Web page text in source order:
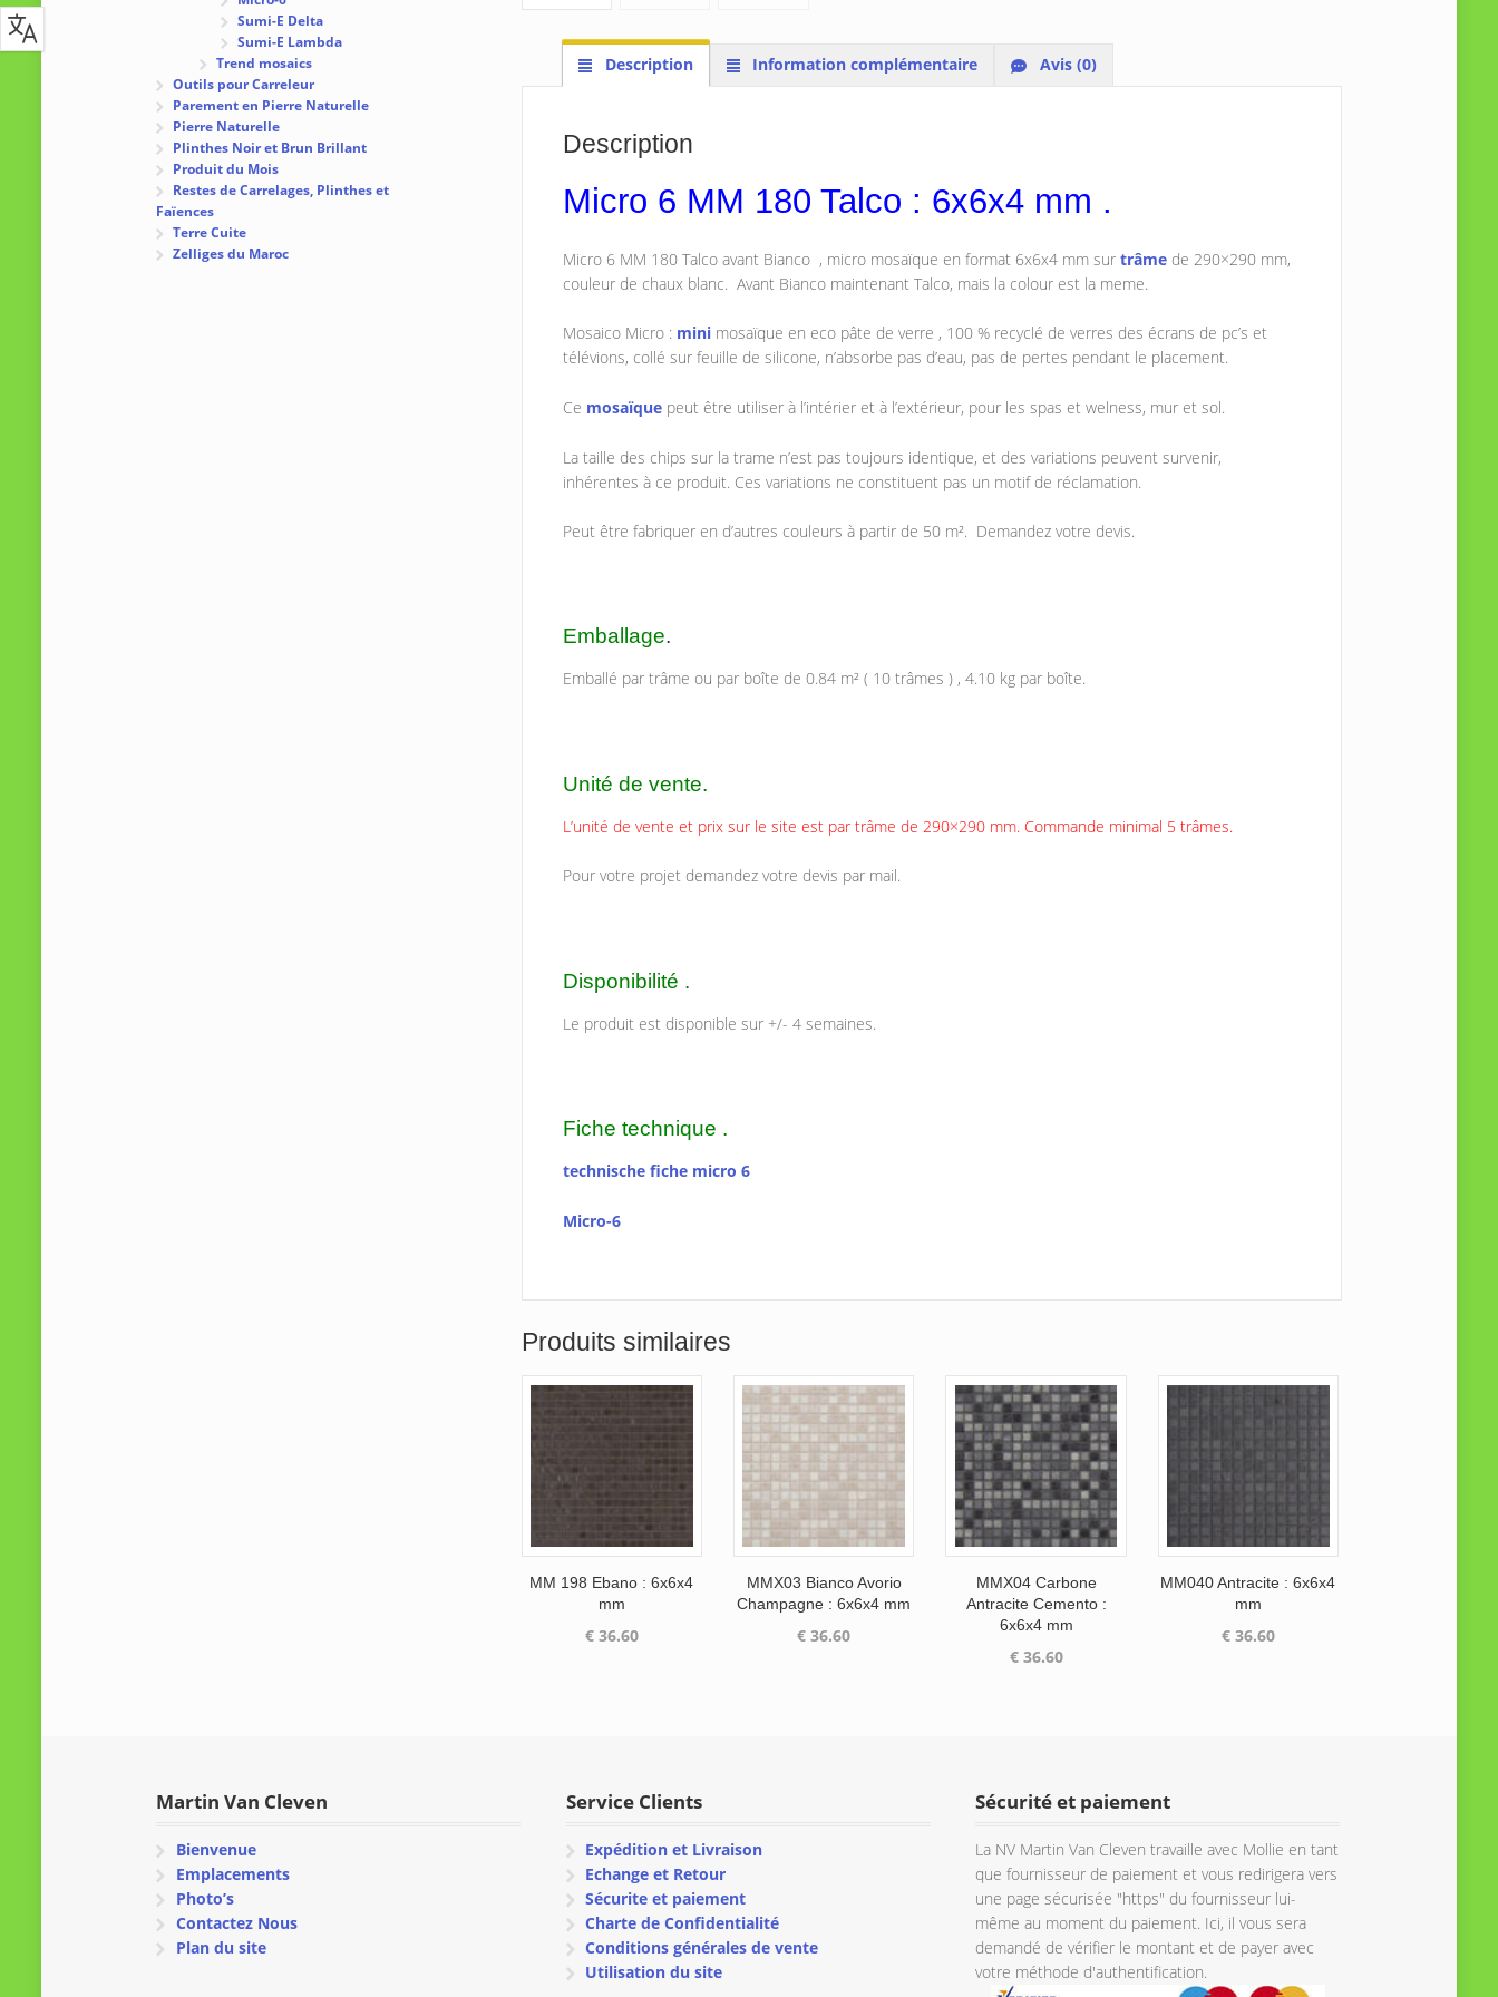
Description Information complémentaire Avis (0)
Description
Micro 6 MM 180 Talco : 6x6x4 mm .
Micro 6 MM 180 Talco avant Bianco , micro mosaïque en format 6x6x4 mm surtrâme de 290×290 mm,
couleur de chaux blanc. Avant Bianco maintenant Talco, mais la colour est la meme.
Mosaico Micro : mini mosaïque en eco pâte de verre , 100 % recyclé de verres des écrans de pc’s et
télévions, collé sur feuille de silicone, n’absorbe pas d’eau, pas de pertes pendant le placement.
Ce mosaïque peut être utiliser à l’intérier et à l’extérieur, pour les spas et welness, mur et sol.
La taille des chips sur la trame n’est pas toujours identique, et des variations peuvent survenir,
inhérentes à ce produit. Ces variations ne constituent pas un motif de réclamation.
Peut être fabriquer en d’autres couleurs à partir de 50 m². Demandez votre devis.
Emballage.
Emballé par trâme ou par boîte de 0.84 m² ( 10 trâmes ) , 4.10 kg par boîte.
Unité de vente.
L’unité de vente et prix sur le site est par trâme de 290×290 mm. Commande minimal 5 trâmes.
Pour votre projet demandez votre devis par mail.
Disponibilité .
Le produit est disponible sur +/- 4 semaines.
Fiche technique .
technische fiche micro 6
Micro-6
Produits similaires
MM 198 Ebano : 6x6x4
mm
€36.60
MMX03 Bianco Avorio
Champagne : 6x6x4 mm
€ 36.60
MMX04 Carbone
Antracite Cemento :
6x6x4 mm
€36.60
MM040 Antracite : 6x6x4
mm
€36.60
Sumi-E Delta
Sumi-E Lambda
Trend mosaics
Outils pour Carreleur
Parement en Pierre Naturelle
Pierre Naturelle
Plinthes Noir et Brun Brillant
Produit du Mois
Restes de Carrelages, Plinthes et
Faïences
Terre Cuite
Zelliges du Maroc
Martin Van Cleven
Bienvenue
Emplacements
Photo’s
Contactez Nous
Plan du site
Service Clients
Expédition et Livraison
Echange et Retour
Sécurite et paiement
Charte de Confidentialité
Conditions générales de vente
Utilisation du site
Sécurité et paiement
La NV Martin Van Cleven travaille avec Mollie en tant
que fournisseur de paiement et vous redirigera vers
une page sécurisée "https" du fournisseur lui-
même au moment du paiement. Ici, il vous sera
demandé de vérifier le montant et de payer avec
votre méthode d'authentification.